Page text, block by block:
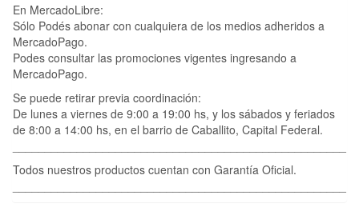
En MercadoLibre:
Sólo Podés abonar con cualquiera de los medios adheridos a
MercadoPago.
Podes consultar las promociones vigentes ingresando a
MercadoPago.
Se puede retirar previa coordinación:
De lunes a viernes de 9:00 a 19:00 hs, y los sábados y feriados
de 8:00 a 14:00 hs, en el barrio de Caballito, Capital Federal.
Todos nuestros productos cuentan con Garantía Oficial.